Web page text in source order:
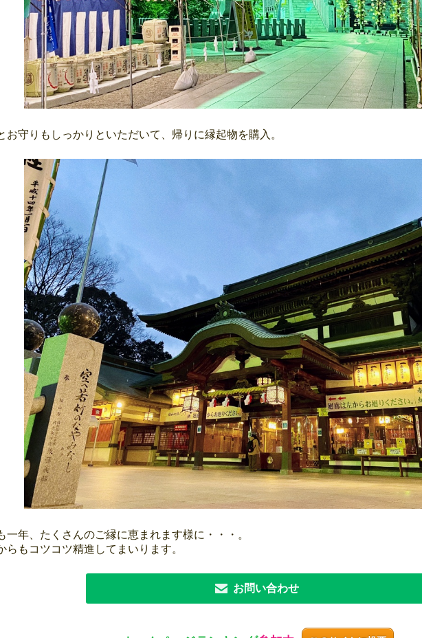
お守りもしっかりといただいて、帰りに縁起物を購入。
一年、たくさんのご縁に恵まれます様に・・・。
らもコツコツ精進してまいります。
お問い合わせ